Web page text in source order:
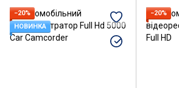
−20%
НОВИНКА
−20%